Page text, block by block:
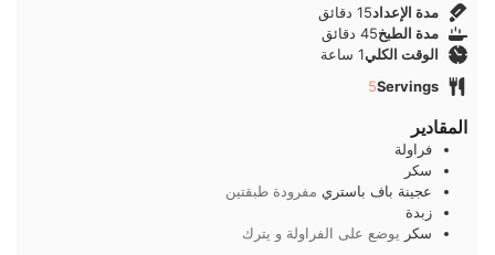
مدة الإعداد15دقائق
دقائق
مدة الطبخ45دقائق
دقائق
الوقت الكلي1ساعة
ساعة
Servings
5
المقادير
فراولة
سكر
عجينة باف باستري مفرودة طبقتين
زبدة
سكر يوضع على الفراولة و يترك